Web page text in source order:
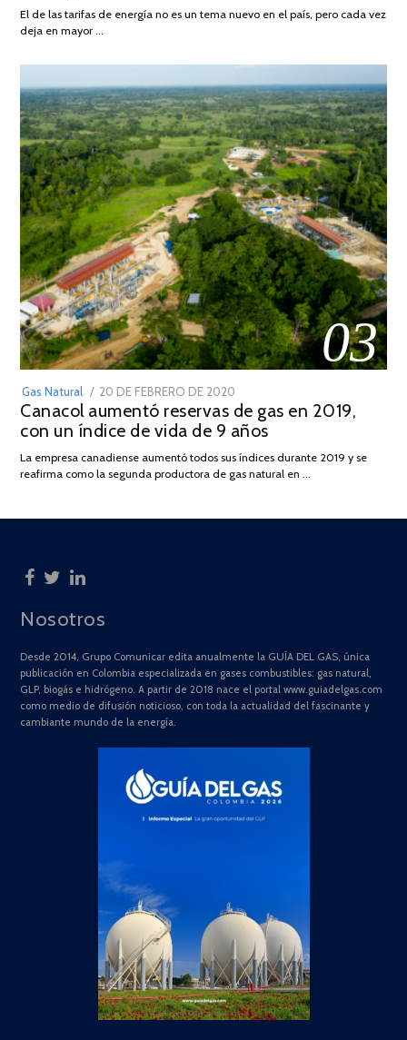
DE
El de las tarifas de energía no es un tema nuevo en el país, pero cada vez
deja en mayor …
03
Gas Natural
POSTED
ON
20 DE FEBRERO DE 2020
DE
JULIO
2025
Canacol aumentó reservas de gas en 2019,
con un índice de vida de 9 años
La empresa canadiense aumentó todos sus índices durante 2019 y se
reafirma como la segunda productora de gas natural en …
Nosotros
Desde 2014, Grupo Comunicar edita anualmente la GUÍA DEL GAS, única
publicación en Colombia especializada en gases combustibles: gas natural,
GLP, biogás e hidrógeno. A partir de 2018 nace el portal www.guiadelgas.com
como medio de difusión noticioso, con toda la actualidad del fascinante y
cambiante mundo de la energía.